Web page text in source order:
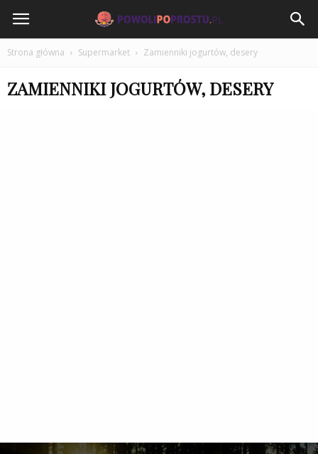
PowoliPoProstu.pl
Strona główna Supermarket Zamienniki jogurtów, desery
ZAMIENNIKI JOGURTÓW, DESERY